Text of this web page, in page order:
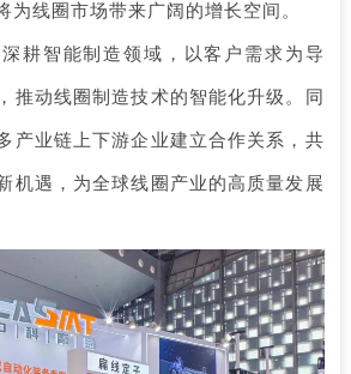
为线圈市场带来广阔的增长空间。
耕智能制造领域，以客户需求为导
推动线圈制造技术的智能化升级。同
产业链上下游企业建立合作关系，共
机遇，为全球线圈产业的高质量发展